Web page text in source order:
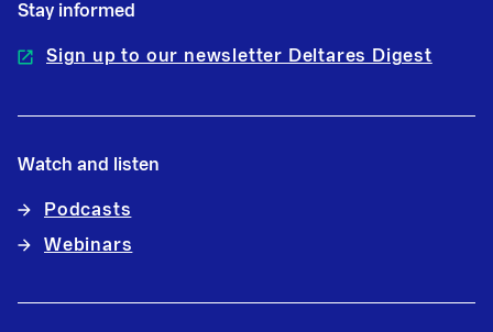
Stay informed
Sign up to our newsletter Deltares Digest
Watch and listen
Podcasts
Webinars